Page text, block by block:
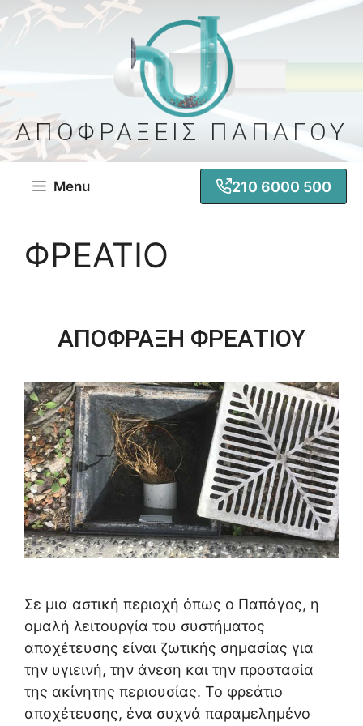
Μετάβαση
σε
ΑΠΟΦΡΑΞΕΙΣ ΠΑΠΑΓΟΥ
Menu 210 6000 500
ΦΡΕΑΤΙΟ
ΑΠΟΦΡΑΞΗ ΦΡΕΑΤΙΟΥ
Σε μια αστική περιοχή όπως ο Παπάγος, η
ομαλή λειτουργία του συστήματος
αποχέτευσης είναι ζωτικής σημασίας για
την υγιεινή, την άνεση και την προστασία
της ακίνητης περιουσίας. Το φρεάτιο
αποχέτευσης, ένα συχνά παραμελημένο